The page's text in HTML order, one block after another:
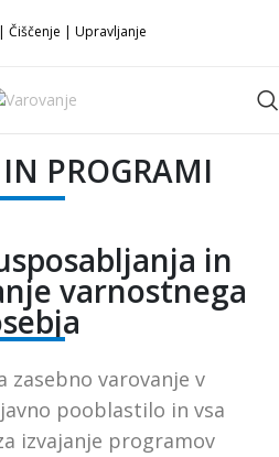
| Čiščenje | Upravljanje
PROGRAMI
in
varnostnega
zasebno varovanje v
pooblastilo in vsa
izvajanje programov